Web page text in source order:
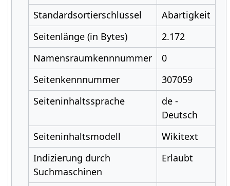
Standardsortierschlüssel
Abartigkeit
Seitenlänge (in Bytes)
2.172
Namensraumkennnummer
0
Seitenkennnummer
307059
Seiteninhaltssprache
de -
Deutsch
Seiteninhaltsmodell
Wikitext
Indizierung durch
Suchmaschinen
Erlaubt